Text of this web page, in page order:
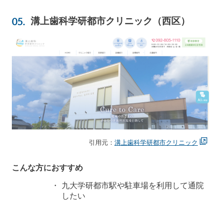
溝上歯科学研都市クリニック（西区）
引用元： 溝上歯科学研都市クリニック
こんな方におすすめ
九大学研都市駅や駐車場を利用して通院
したい